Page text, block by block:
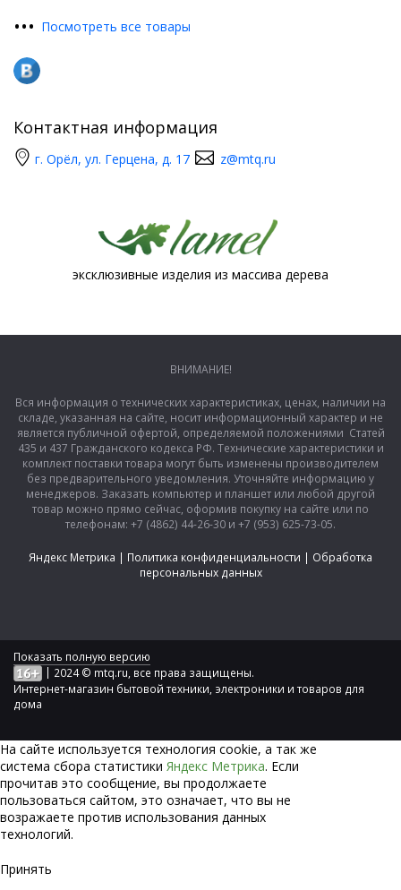
••• Посмотреть все товары
Контактная информация
г. Орёл, ул. Герцена, д. 17 z@mtq.ru
эксклюзивные изделия из массива дерева
ВНИМАНИЕ!
Вся информация о технических характеристиках, ценах, наличии на
складе, указанная на сайте, носит информационный характер и не
является публичной офертой, определяемой положениями Статей
435 и 437 Гражданского кодекса РФ. Технические характеристики и
комплект поставки товара могут быть изменены производителем
без предварительного уведомления. Уточняйте информацию у
менеджеров. Заказать компьютер и планшет или любой другой
товар можно прямо сейчас, оформив покупку на сайте или по
телефонам: +7 (4862) 44-26-30 и +7 (953) 625-73-05.
Яндекс Метрика | Политика конфиденциальности | Обработка
персональных данных
Показать полную версию
| 2024 © mtq.ru, все права защищены.
Интернет-магазин бытовой техники, электроники и товаров для
дома
На сайте используется технология сookie, а так же
система сбора статистики Яндекс Метрика. Если
прочитав это сообщение, вы продолжаете
пользоваться сайтом, это означает, что вы не
возражаете против использования данных
технологий.
Принять